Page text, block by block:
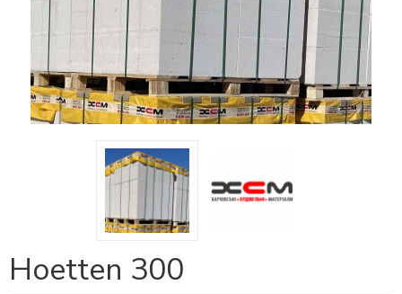
Hoetten 300